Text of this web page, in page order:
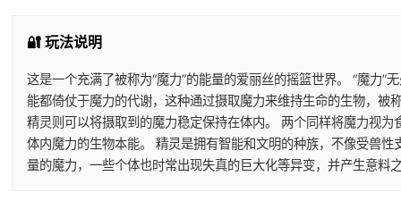
🔐 玩法说明
这是一个充满了被称为“魔力”的能量的爱丽丝的摇篮世界。 “魔力
能都倚仗于魔力的代谢，这种通过摄取魔力来维持生命的生物，被
精灵则可以将摄取到的魔力稳定保持在体内。 两个同样将魔力视
体内魔力的生物本能。 精灵是拥有智能和文明的种族，不像受兽
量的魔力，一些个体也时常出现失真的巨大化等异变，并产生意